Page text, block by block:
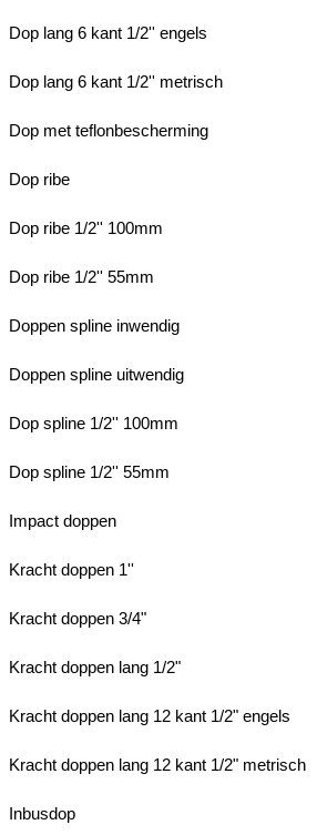
Dop lang 6 kant 1/2'' engels
Dop lang 6 kant 1/2'' metrisch
Dop met teflonbescherming
Dop ribe
Dop ribe 1/2'' 100mm
Dop ribe 1/2'' 55mm
Doppen spline inwendig
Doppen spline uitwendig
Dop spline 1/2'' 100mm
Dop spline 1/2'' 55mm
Impact doppen
Kracht doppen 1''
Kracht doppen 3/4"
Kracht doppen lang 1/2"
Kracht doppen lang 12 kant 1/2" engels
Kracht doppen lang 12 kant 1/2" metrisch
Inbusdop